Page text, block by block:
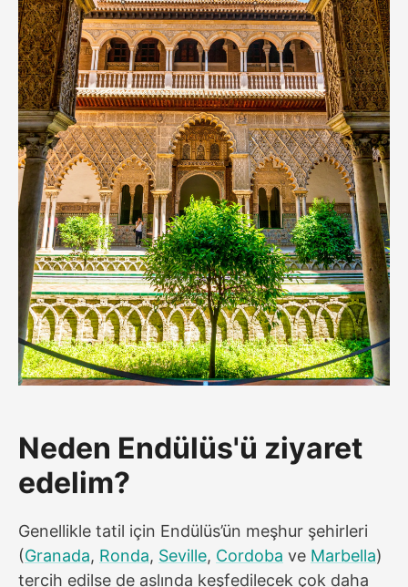
Neden Endülüs'ü ziyaret
edelim?
Genellikle tatil için Endülüs’ün meşhur şehirleri
(Granada, Ronda, Seville, Cordoba ve Marbella)
tercih edilse de aslında keşfedilecek çok daha